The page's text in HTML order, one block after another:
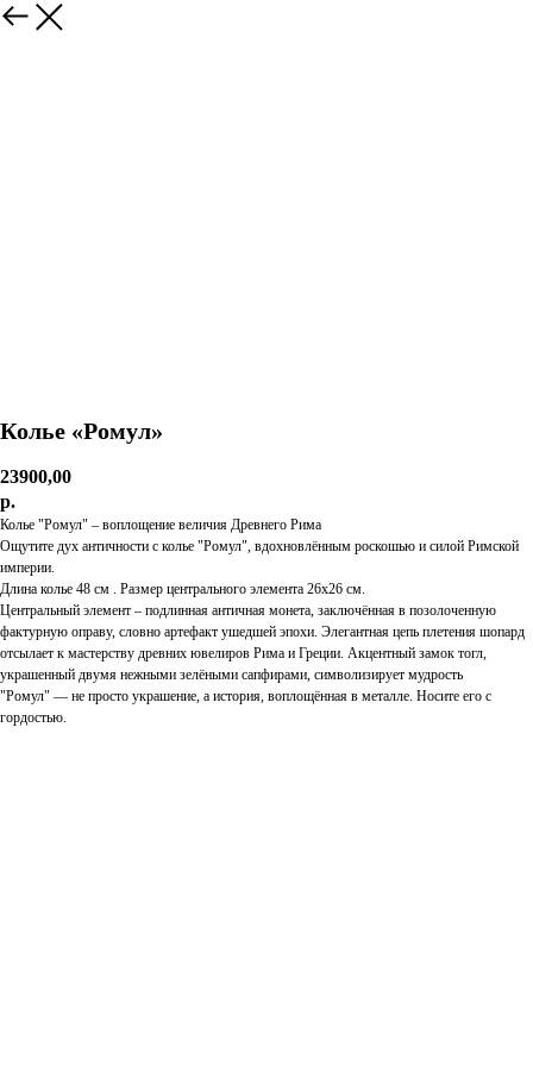
Колье «Ромул»
23900,00
р.
Колье "Ромул" – воплощение величия Древнего Рима
Ощутите дух античности с колье "Ромул", вдохновлённым роскошью и силой Римской
империи.
Длина колье 48 см . Размер центрального элемента 26х26 см.
Центральный элемент – подлинная античная монета, заключённая в позолоченную
фактурную оправу, словно артефакт ушедшей эпохи. Элегантная цепь плетения шопард
отсылает к мастерству древних ювелиров Рима и Греции. Акцентный замок тогл,
украшенный двумя нежными зелёными сапфирами, символизирует мудрость
"Ромул" — не просто украшение, а история, воплощённая в металле. Носите его с
гордостью.